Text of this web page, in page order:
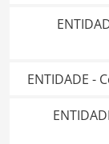
ENTIDADE -